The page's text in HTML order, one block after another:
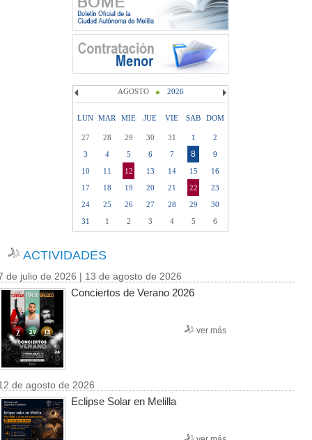
AGOSTO 2026
LUN MAR MIE JUE VIE SAB DOM
27 28 29 30 31 1
2
3
4 5 6 7 8
9
10
11 12 13 14 15
16
17
18 19 20 21 22
23
24
25 26 27 28 29
30
31
1 2 3 4 5 6
ACTIVIDADES
de julio de 2026 | 13 de agosto de 2026
Conciertos de Verano 2026
ver más
de agosto de 2026
Eclipse Solar en Melilla